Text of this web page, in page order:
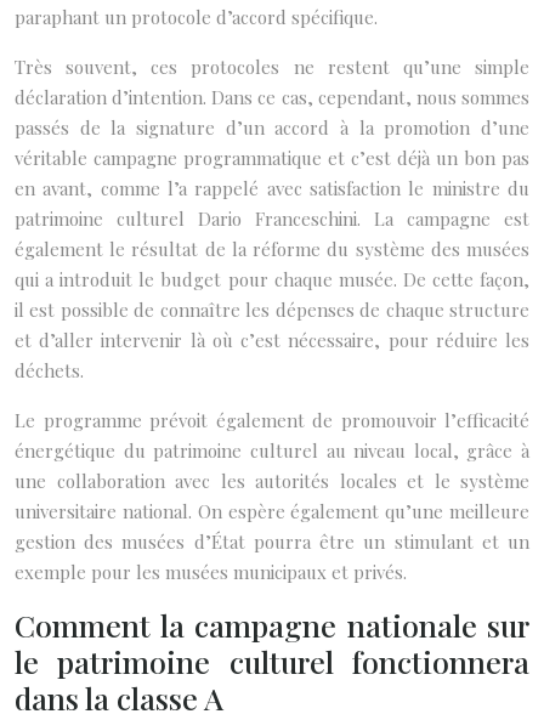
paraphant un protocole d’accord spécifique.
Très souvent, ces protocoles ne restent qu’une simple
déclaration d’intention. Dans ce cas, cependant, nous sommes
passés de la signature d’un accord à la promotion d’une
véritable campagne programmatique et c’est déjà un bon pas
en avant, comme l’a rappelé avec satisfaction le ministre du
patrimoine culturel Dario Franceschini. La campagne est
également le résultat de la réforme du système des musées
qui a introduit le budget pour chaque musée. De cette façon,
il est possible de connaître les dépenses de chaque structure
et d’aller intervenir là où c’est nécessaire, pour réduire les
déchets.
Le programme prévoit également de promouvoir l’efficacité
énergétique du patrimoine culturel au niveau local, grâce à
une collaboration avec les autorités locales et le système
universitaire national. On espère également qu’une meilleure
gestion des musées d’État pourra être un stimulant et un
exemple pour les musées municipaux et privés.
Comment la campagne nationale sur
le patrimoine culturel fonctionnera
dans la classe A